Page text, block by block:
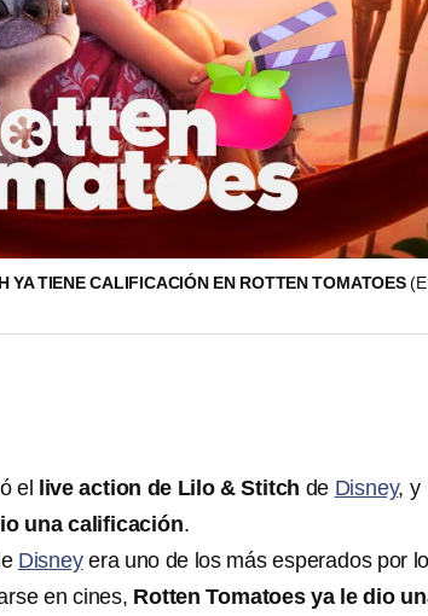
YA TIENE CALIFICACIÓN EN ROTTEN TOMATOES
el live action de Lilo & Stitch de Disney, y
una calificación.
Disneyera uno de los más esperados por
en cines, Rotten Tomatoes ya le dio